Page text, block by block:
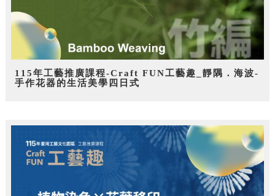
115年工藝推廣課程-Craft FUN工藝趣_靜隅．海波-
手作花器的生活美學四日式